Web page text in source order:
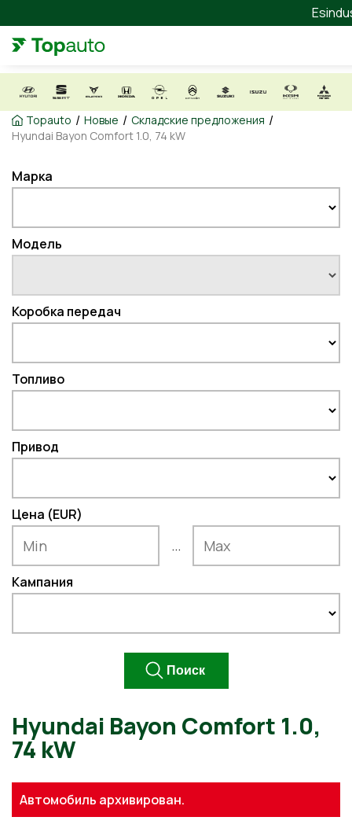
Topauto / Новые / Складские предложения /
Hyundai Bayon Comfort 1.0, 74 kW
Марка
Модель
Коробка передач
Топливо
Привод
Цена (EUR)
...
Кампания
Hyundai Bayon Comfort
Автомобиль архивирован.